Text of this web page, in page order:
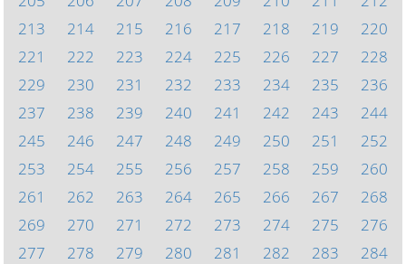
213
214 215 216 217 218 219
220
221
222 223 224 225 226 227
228
229
230 231 232 233 234 235
236
237
238 239 240 241 242 243
244
245
246 247 248 249 250 251
252
253
254 255 256 257 258 259
260
261
262 263 264 265 266 267
268
269
270 271 272 273 274 275
276
277
278 279 280 281 282 283
284